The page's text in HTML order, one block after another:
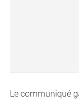
Le communiqué